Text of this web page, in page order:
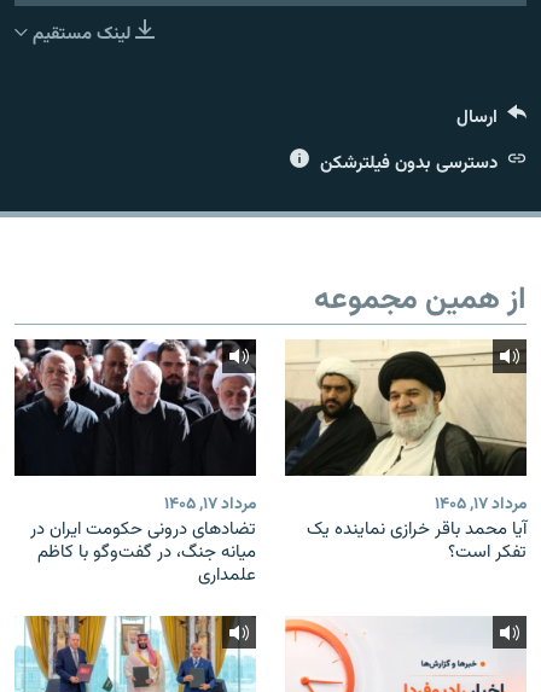
لینک مستقیم
ارسال
دسترسی بدون فیلترشکن
از همین مجموعه
مرداد ۱۷, ۱۴۰۵
آیا محمد باقر خرازی نماینده یک
تفکر است؟
مرداد ۱۷, ۱۴۰۵
تضادهای درونی حکومت ایران در
میانه جنگ، در گفت‌‌وگو با کاظم
علمداری